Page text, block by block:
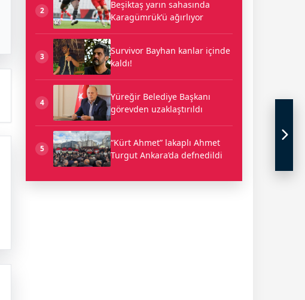
2
Beşiktaş yarın sahasında
Karagümrük’ü ağırlıyor
3
Survivor Bayhan kanlar içinde
kaldı!
4
Yüreğir Belediye Başkanı
görevden uzaklaştırıldı
5
“Kürt Ahmet” lakaplı Ahmet
Turgut Ankara’da defnedildi